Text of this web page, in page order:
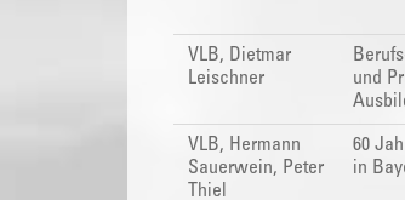
VLB, Dietmar
Leischner
und
VLB, Hermann
Sauerwein, Peter
Thiel
60
in